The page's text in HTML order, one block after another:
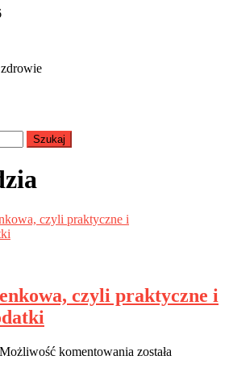
czyli praktyczne i
Możliwość komentowania Galanteria
została